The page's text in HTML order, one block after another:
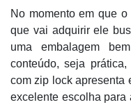
No momento em que
que vai adquirir ele
uma embalagem
conteúdo, seja
com zip lock apresenta
excelente escolha para